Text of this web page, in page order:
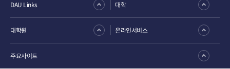
DAU Links 대학
대학원 온라인서비스
주요사이트